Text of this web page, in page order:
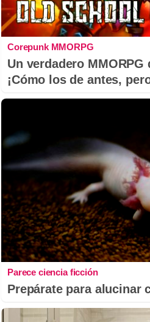
Corepunk MMORPG
Un verdadero
¡Cómo los de antes,
Parece ciencia ficción
Prepárate para alucinar